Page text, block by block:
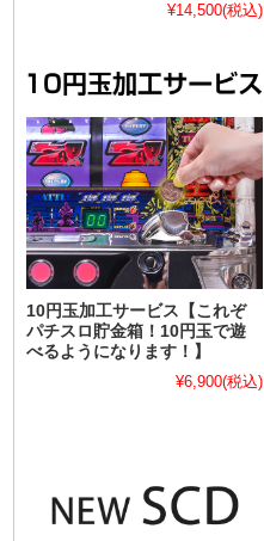
¥14,500(税込)
10円玉加工サービス【これぞ
パチスロ貯金箱！10円玉で遊
べるようになります！】
¥6,900(税込)